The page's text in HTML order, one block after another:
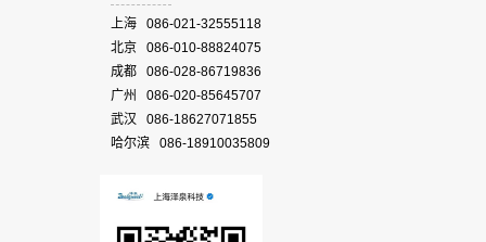
上海 086-021-32555118
北京 086-010-88824075
成都 086-028-86719836
广州 086-020-85645707
武汉 086-18627071855
哈尔滨 086-18910035809